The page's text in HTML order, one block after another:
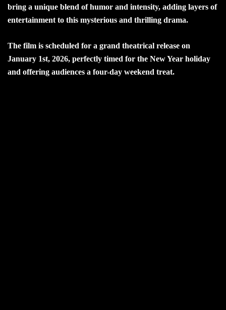
bring a unique blend of humor and intensity, adding layers of
entertainment to this mysterious and thrilling drama.
The film is scheduled for a grand theatrical release on
January 1st, 2026, perfectly timed for the New Year holiday
and offering audiences a four-day weekend treat.